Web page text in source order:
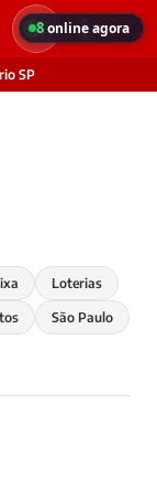
SP
Loterias
São Paulo
8online agora